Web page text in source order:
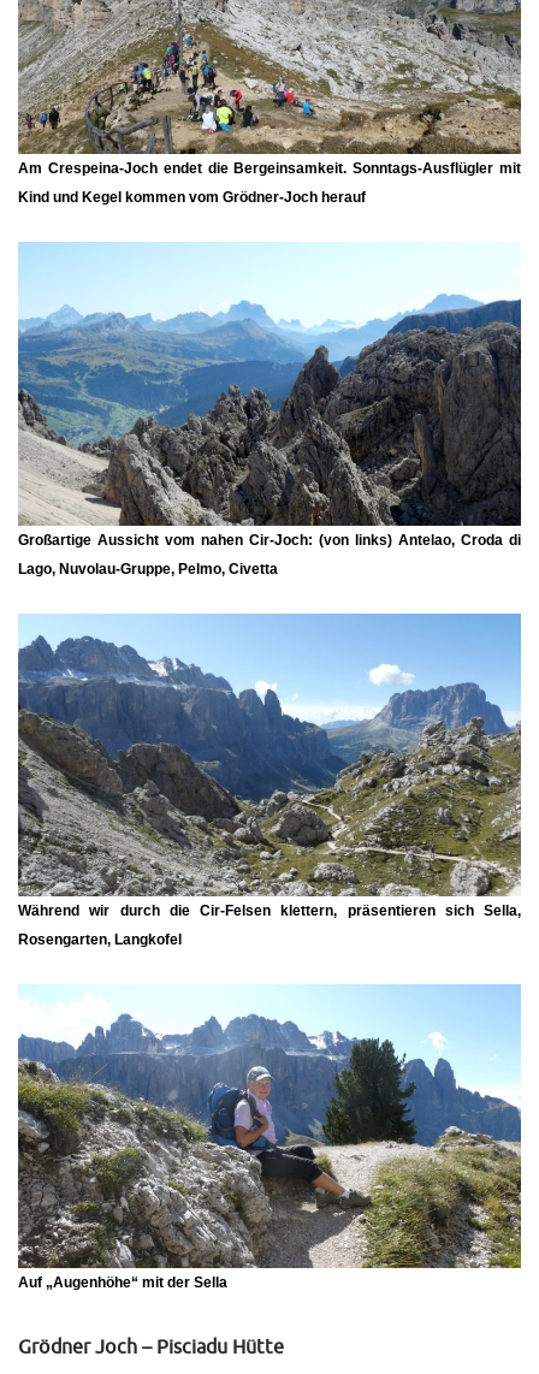
Am Crespeina-Jochendet die Bergeinsamkeit. Sonntags-Ausflügler mit
Kind und Kegel kommen vom Grödner-Joch herauf
Großartige Aussicht vom nahen Cir-Joch: (von links) Antelao, Croda di
Lago, Nuvolau-Gruppe, Pelmo, Civetta
Während wir durch die Cir-Felsen klettern, präsentieren sich Sella,
Rosengarten, Langkofel
Auf „Augenhöhe“ mit der Sella
Grödner Joch – Pisciadu Hütte